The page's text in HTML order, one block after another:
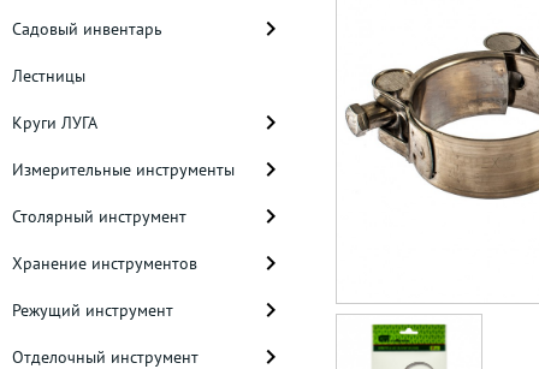
Садовый инвентарь
Лестницы
Круги ЛУГА
Измерительные инструменты
Столярный инструмент
Хранение инструментов
Режущий инструмент
Отделочный инструмент